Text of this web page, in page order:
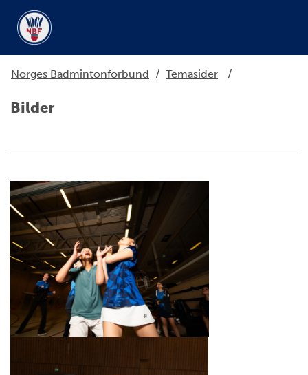
Norges Badmintonforbund / Temasider /
Bilder